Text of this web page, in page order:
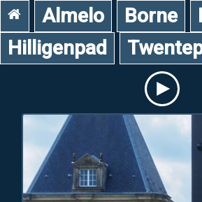
Almelo Borne
Hilligenpad